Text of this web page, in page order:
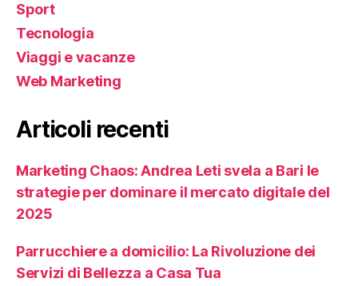
Sport
Tecnologia
Viaggi e vacanze
Web Marketing
Articoli recenti
Marketing Chaos: Andrea Leti svela a Bari le
strategie per dominare il mercato digitale del
2025
Parrucchiere a domicilio: La Rivoluzione dei
Servizi di Bellezza a Casa Tua